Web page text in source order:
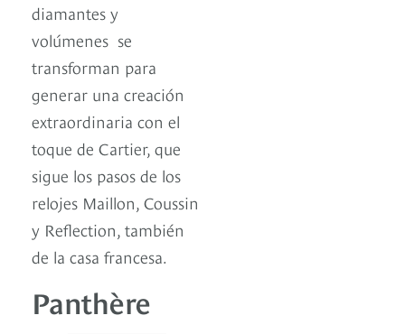
diamantes y
volúmenes se
transforman para
generar una creación
extraordinaria con el
toque de Cartier, que
sigue los pasos de los
relojes Maillon, Coussin
y Reflection, también
de la casa francesa.
Panthère